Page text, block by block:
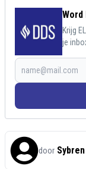
Word
Krijg
je
door